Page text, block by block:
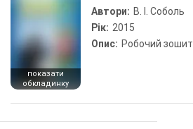
показати
обкладинку
Автори: В. І. Соболь
Рік: 2015
Опис: Робочий зошит